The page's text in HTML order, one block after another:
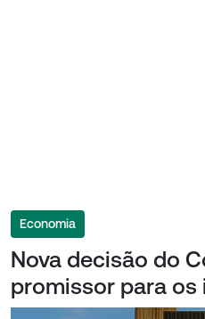
Economia
Nova decisão do
promissor para os